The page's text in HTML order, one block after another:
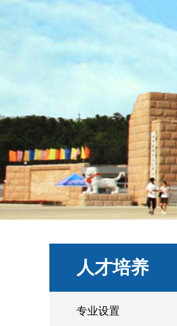
人才培养
专业设置